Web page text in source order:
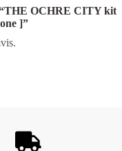
“THE OCHRE CITY kit
]”